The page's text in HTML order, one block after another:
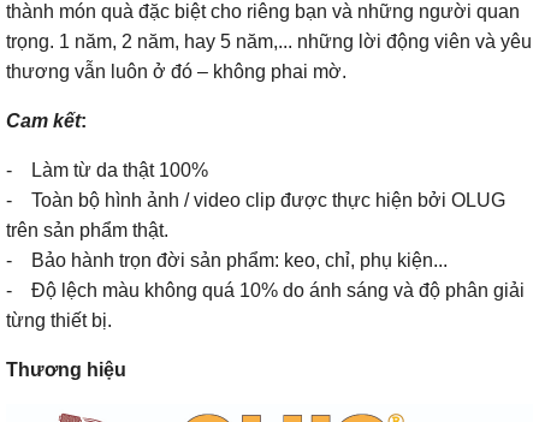
thành món quà đặc biệt cho riêng bạn và những người quan
trọng. 1 năm, 2 năm, hay 5 năm,... những lời động viên và yêu
thương vẫn luôn ở đó – không phai mờ.
Cam kết:
- Làm từ da thật 100%
- Toàn bộ hình ảnh / video clip được thực hiện bởi OLUG
trên sản phẩm thật.
- Bảo hành trọn đời sản phẩm: keo, chỉ, phụ kiện...
- Độ lệch màu không quá 10% do ánh sáng và độ phân giải
từng thiết bị.
Thương hiệu